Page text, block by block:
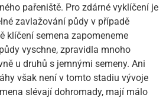
pařeniště. Pro zdárné vyklíčení je
zavlažování půdy v případě
klíčení semena zapomeneme
vyschne, zpravidla mnoho
u druhů s jemnými semeny. Ani
však není v tomto stadiu vývoje
slévají dohromady, mají málo